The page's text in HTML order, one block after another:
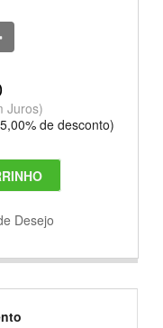
Juros)
de desconto)
Desejo